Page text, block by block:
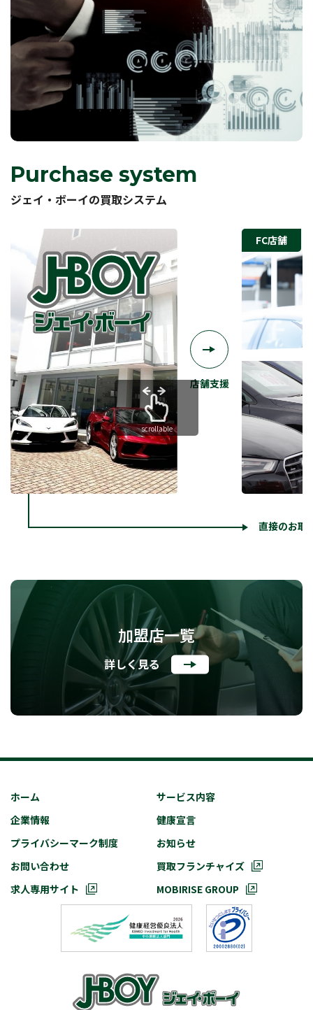
Purchase system
ジェイ・ボーイの買取システム
店舗支援
FC店舗
直接のお取
scrollable
加盟店一覧
詳しく見る
ホーム
サービス内容
企業情報
健康宣言
プライバシーマーク制度
お知らせ
お問い合わせ
買取フランチャイズ
求人専用サイト
MOBIRISE GROUP